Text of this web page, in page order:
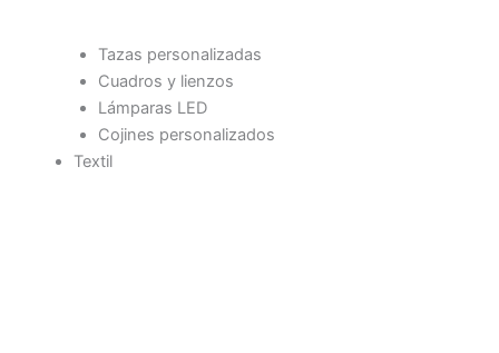
Tazas personalizadas
Cuadros y lienzos
Lámparas LED
Cojines personalizados
Textil